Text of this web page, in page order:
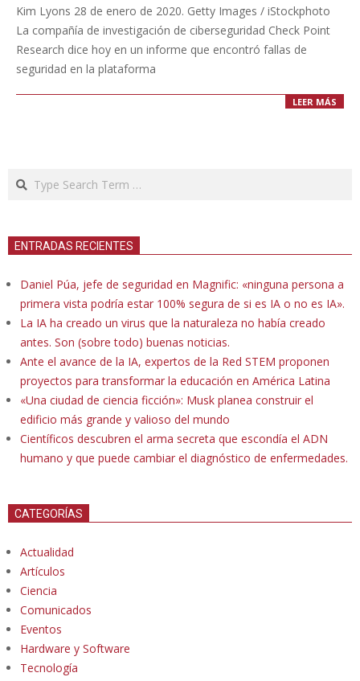
Kim Lyons 28 de enero de 2020. Getty Images / iStockphoto
La compañía de investigación de ciberseguridad Check Point
Research dice hoy en un informe que encontró fallas de
seguridad en la plataforma
LEER MÁS
Search
ENTRADAS RECIENTES
Daniel Púa, jefe de seguridad en Magnific: «ninguna persona a
primera vista podría estar 100% segura de si es IA o no es IA».
La IA ha creado un virus que la naturaleza no había creado
antes. Son (sobre todo) buenas noticias.
Ante el avance de la IA, expertos de la Red STEM proponen
proyectos para transformar la educación en América Latina
«Una ciudad de ciencia ficción»: Musk planea construir el
edificio más grande y valioso del mundo
Científicos descubren el arma secreta que escondía el ADN
humano y que puede cambiar el diagnóstico de enfermedades.
CATEGORÍAS
Actualidad
Artículos
Ciencia
Comunicados
Eventos
Hardware y Software
Tecnología